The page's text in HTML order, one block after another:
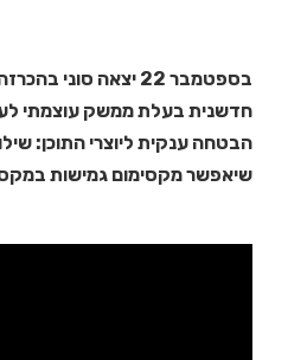
בספטמבר 22 יצאה
חדשנית בעלת ממשק עוצמתי
הבטחה ענקית ליוצרי התוכן:
שיאפשר מקסימום גמישות